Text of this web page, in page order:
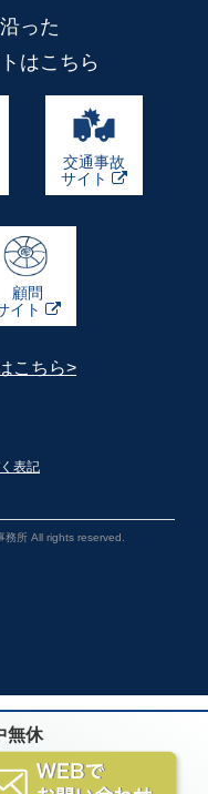
った
はこちら
交通事故
サイト
顧問
イト
こちら>
表記
務所 All rights reserved.
無休